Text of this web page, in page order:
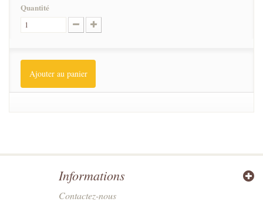
Quantité
Ajouter au panier
Informations
Contactez-nous